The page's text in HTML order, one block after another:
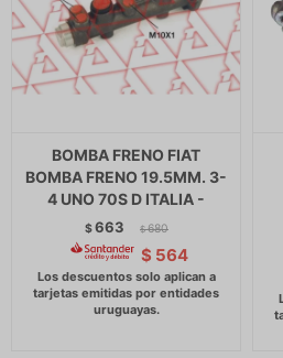
BOMBA FRENO FIAT
BOMBA FRENO 19.5MM. 3-
4 UNO 70S D ITALIA -
$663 $ 680
$ 564